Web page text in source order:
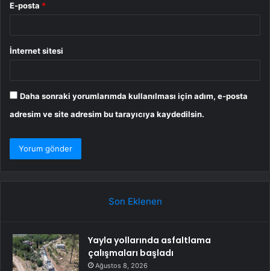
E-posta *
İnternet sitesi
Daha sonraki yorumlarımda kullanılması için adım, e-posta
adresim ve site adresim bu tarayıcıya kaydedilsin.
Son Eklenen
Yayla yollarında asfaltlama
çalışmaları başladı
Ağustos 8, 2026